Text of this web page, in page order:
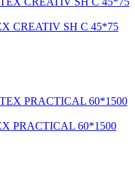
CREATIV SH С 45*75
PRACTICAL 60*1500